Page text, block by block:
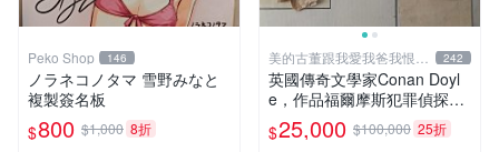
Peko Shop 146
ノラネコノタマ 雪野みなと
複製簽名板
$800 $1,000 8折
美的古董跟我愛我爸我恨壞
人
242
英國傳奇文學家Conan Doyl
e，作品福爾摩斯犯罪偵探集
在250國暢銷文學、電影，作
品出現犯罪高手顯示警察不聰
$25,000 $100,000 25折